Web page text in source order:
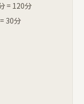
= 120分
30分